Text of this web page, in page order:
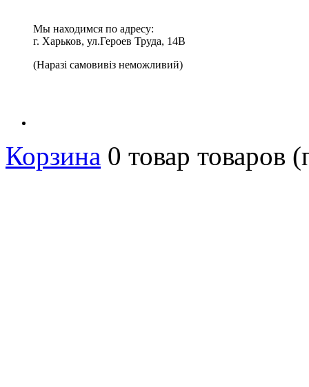
Мы находимся по адресу:
г. Харьков, ул.Героев Труда, 14В
(Наразі самовивіз неможливий)
Корзина 0 товар товаров